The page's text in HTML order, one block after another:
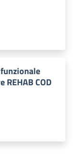
REHAB COD